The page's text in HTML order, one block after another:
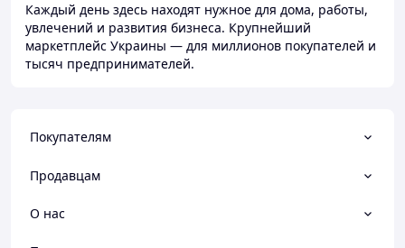
Каждый день здесь находят нужное для дома, работы,
увлечений и развития бизнеса. Крупнейший
маркетплейс Украины — для миллионов покупателей и
тысяч предпринимателей.
Покупателям
Продавцам
О нас